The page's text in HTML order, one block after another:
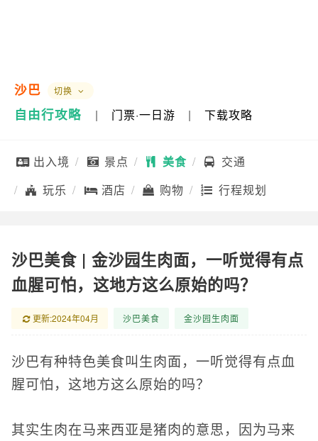
沙巴 切换
自由行攻略 | 门票·一日游 | 下载攻略
出入境 景点 美食
交通
玩乐
酒店 购物 行程规划
沙巴美食 | 金沙园生肉面，一听觉得有点
血腥可怕，这地方这么原始的吗？
更新:2024年04月 沙巴美食 金沙园生肉面
沙巴有种特色美食叫生肉面，一听觉得有点血
腥可怕，这地方这么原始的吗？
其实生肉在马来西亚是猪肉的意思，因为马来